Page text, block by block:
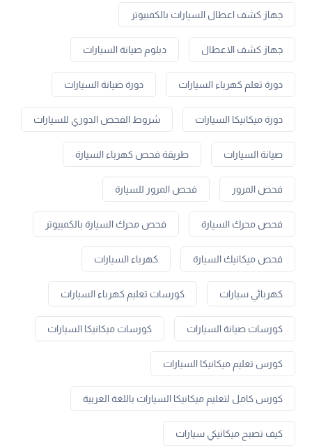
جهاز كشف اعطال السيارات بالكمبيوتر
جهاز كشف الاعطال دبلوم صيانة السيارات
دورة تعلم كهرباء السيارات دورة صيانة السيارات
دورة ميكانيكا السيارات شروط الفحص الدوري للسيارات
صيانة السيارات طريقة فحص كهرباء السيارة
فحص المرور فحص المرور للسيارة
فحص محرك السيارة فحص محرك السيارة بالكمبيوتر
فحص ميكانيك السيارة كهرباء السيارات
كهربائي سيارات كورسات تعليم كهرباء السيارات
كورسات صيانة السيارات كورسات ميكانيكا السيارات
كورس تعليم ميكانيكا السيارات
كورس كامل لتعليم ميكانيكا السيارات باللغة العربية
كيف تصبح ميكانيكي سيارات